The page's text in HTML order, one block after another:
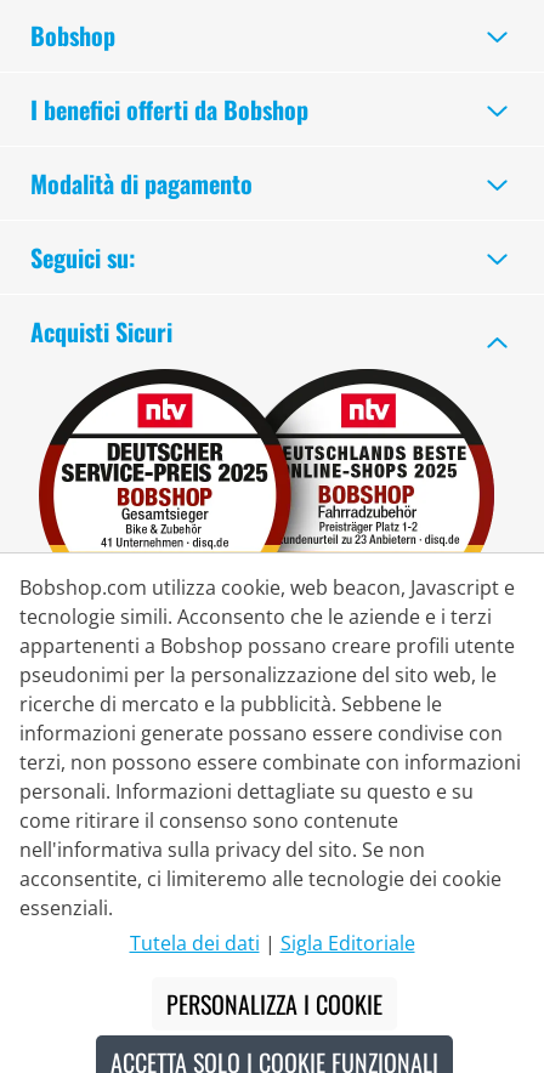
Bobshop
I benefici offerti da Bobshop
Modalità di pagamento
Contatto
Chat dal vivo
Lu - Ve: 8:30 - 16:00 (CET)
Whatsapp
Telefonata (en/de)
Seguici su:
Acquisti Sicuri
Partner di Consegna
Bobshop.com utilizza cookie, web beacon, Javascript e
tecnologie simili. Acconsento che le aziende e i terzi
appartenenti a Bobshop possano creare profili utente
pseudonimi per la personalizzazione del sito web, le
ricerche di mercato e la pubblicità. Sebbene le
informazioni generate possano essere condivise con
terzi, non possono essere combinate con informazioni
personali. Informazioni dettagliate su questo e su
come ritirare il consenso sono contenute
nell'informativa sulla privacy del sito. Se non
acconsentite, ci limiteremo alle tecnologie dei cookie
essenziali.
Tutela dei dati | Sigla Editoriale
PERSONALIZZA I COOKIE
ACCETTA SOLO I COOKIE FUNZIONALI